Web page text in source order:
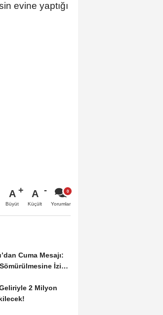
evine yaptığı
A
Büyüt
A
Küçült Yorumlar
Cuma Mesajı:
İzin
2 Milyon